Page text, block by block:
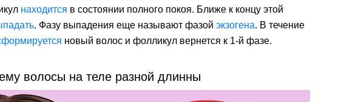
находится в состоянии полного покоя. Ближе к концу этой
. Фазу выпадения еще называют фазой экзогена. В течение
новый волос и фолликул вернется к 1-й фазе.
волосы на теле разной длинны